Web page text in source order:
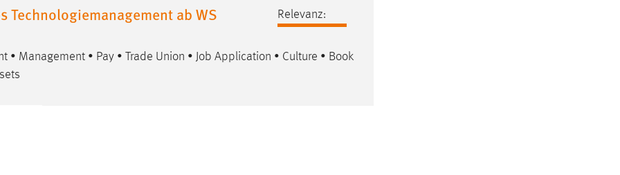
ab WS
Relevanz:
• Management • Pay • Trade Union • Job Application • Culture • Book